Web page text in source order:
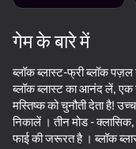
Block Blast Master
74
78
गेम के बारे में
ब्लॉक ब्लास्ट-फ्री ब्लॉक पज़ल
ब्लॉक ब्लास्ट का आनंद लें,
मस्तिष्क को चुनौती देता है!
निकालें । तीन मोड - क्लासिक, समयबद्ध और ब्लास्ट । ऑफ़लाइन खेलने, कोई वाई-
फाई की जरूरत है । ब्लॉक ब्लास्ट के साथ एक यादगार पहेली यात्रा पर लगना!